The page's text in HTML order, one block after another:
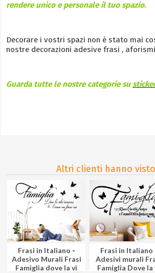
rendere unico e personale il tuo spazio.
Decorare i vostri spazi non è stato mai
nostre decorazioni adesive frasi ,
Guarda tutte le nostre categorie su
Altri clienti hanno
Frasi in Italiano -
Adesivo Murali Frasi
Famiglia dove la vi
Frasi in Italiano
Adesivi murali
Famiglia Dove la